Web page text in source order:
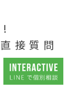
接質問